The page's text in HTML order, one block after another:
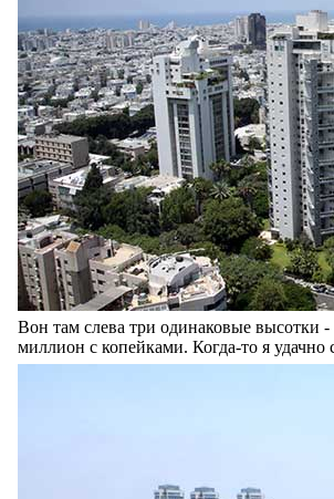
Вон там слева три одинаковые высотки
миллион с копейками. Когда-то я